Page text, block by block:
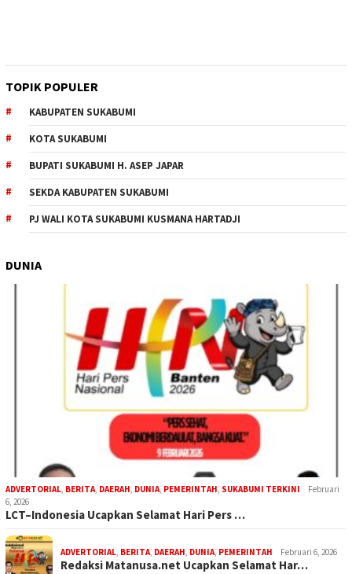
TOPIK POPULER
KABUPATEN SUKABUMI
KOTA SUKABUMI
BUPATI SUKABUMI H. ASEP JAPAR
SEKDA KABUPATEN SUKABUMI
PJ WALI KOTA SUKABUMI KUSMANA HARTADJI
DUNIA
ADVERTORIAL, BERITA, DAERAH, DUNIA, PEMERINTAH, SUKABUMI TERKINI
Februari
6, 2026
LCT–Indonesia Ucapkan Selamat Hari Pers …
ADVERTORIAL, BERITA, DAERAH, DUNIA, PEMERINTAH Februari 6, 2026
Redaksi Matanusa.net Ucapkan Selamat Har…